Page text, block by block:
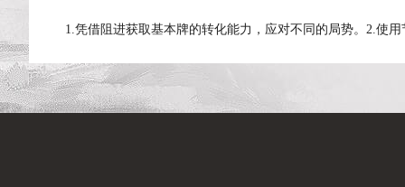
1.凭借阻进获取基本牌的转化能力，应对不同的局势。2.使